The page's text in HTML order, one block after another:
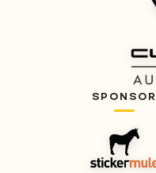
SPONSOR